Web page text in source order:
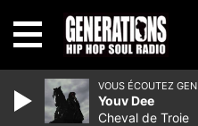
VOUS ÉCOUTEZ
Youv Dee
Cheval de Troie